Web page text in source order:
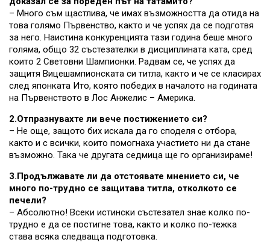
– Много съм щастлива, че имах възможността да отида на
това голямо Първенство, както и че успях да се подготвя
за него. Наистина конкуренцията тази година беше много
голяма, общо 32 състезателки в дисциплината ката, сред
които 2 Световни Шампионки. Радвам се, че успях да
защитя Вицешампионската си титла, както и че се класирах
след японката Ито, която победих в началото на годината
на Първенството в Лос Анжелис – Америка.
2.Отпразнувахте ли вече постижението си?
– Не още, защото бих искала да го споделя с отбора,
както и с всички, които помогнаха участието ни да стане
възможно. Така че другата седмица ще го организираме!
3.Продължавате ли да отстоявате мнението си, че
много по-трудно се защитава титла, отколкото се
печели?
– Абсолютно! Всеки истински състезател знае колко по-
трудно е да се постигне това, както и колко по-тежка
става всяка следваща подготовка.